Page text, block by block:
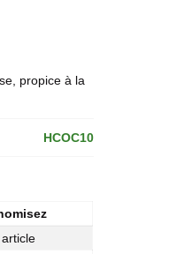
propice à la
HCOC10